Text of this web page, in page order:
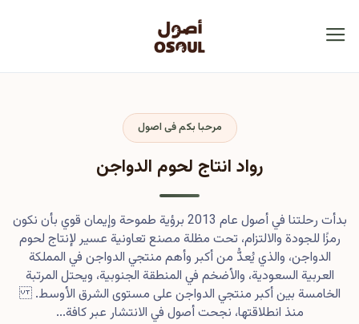
مرحبا بكم فى اصول
رواد انتاج لحوم الدواجن
بدأت رحلتنا في أصول عام 2013 برؤية طموحة وإيمان قوي بأن نكون
رمزًا للجودة والالتزام، تحت مظلة مصنع تعاونية عسير لإنتاج لحوم
الدواجن، والذي يُعدُّ من أكبر وأهم منتجي الدواجن في المملكة
العربية السعودية، والأضخم في المنطقة الجنوبية، ويحتل المرتبة
الخامسة بين أكبر منتجي الدواجن على مستوى الشرق الأوسط.
منذ انطلاقتها، نجحت أصول في الانتشار عبر كافة...